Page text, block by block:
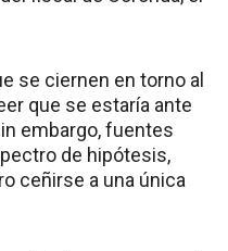
se ciernen en torno al
que se estaría ante
embargo, fuentes
de hipótesis,
ceñirse a una única